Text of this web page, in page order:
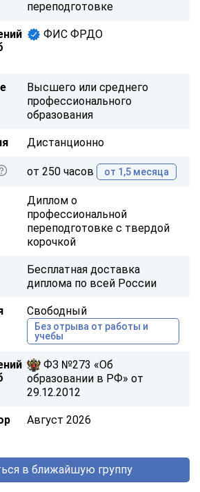
переподготовке
ФИС ФРДО
Высшего или среднего
профессионального
образования
Дистанционно
от 250 часов от 1,5 месяца
Диплом о
профессиональной
переподготовке с твердой
корочкой
Бесплатная доставка
диплома по всей России
Свободный
Без отрыва от работы и
учебы
ФЗ №273 «Об
образовании в РФ» от
29.12.2012
Август 2026
в ближайшую группу